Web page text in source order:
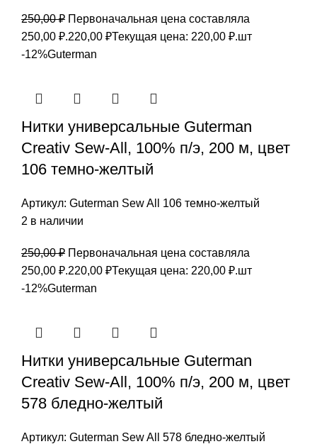
250,00₽ Первоначальная цена составляла
250,00 ₽.220,00 ₽Текущая цена: 220,00 ₽.шт
-12%Guterman
Нитки универсальные Guterman
Creativ Sew-All, 100% п/э, 200 м, цвет
106 темно-желтый
Артикул: Guterman Sew All 106 темно-желтый
2 в наличии
250,00₽ Первоначальная цена составляла
250,00 ₽.220,00 ₽Текущая цена: 220,00 ₽.шт
-12%Guterman
Нитки универсальные Guterman
Creativ Sew-All, 100% п/э, 200 м, цвет
578 бледно-желтый
Артикул: Guterman Sew All 578 бледно-желтый